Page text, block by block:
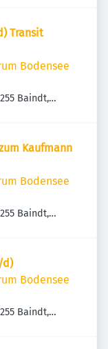
Transit
Bodensee
Baindt,
Kaufmann
Bodensee
Baindt,
d)
Bodensee
Baindt,